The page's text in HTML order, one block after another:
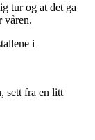
tur og at det ga
våren.
i
sett fra en litt